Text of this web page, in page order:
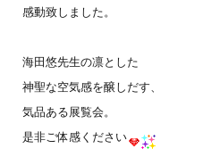
感動致しました。
海田悠先生の凛とした
神聖な空気感を醸しだす、
気品ある展覧会。
是非ご体感ください